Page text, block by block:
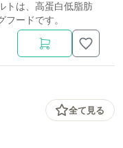
トは、高蛋白低脂肪
ードです。
全て見る